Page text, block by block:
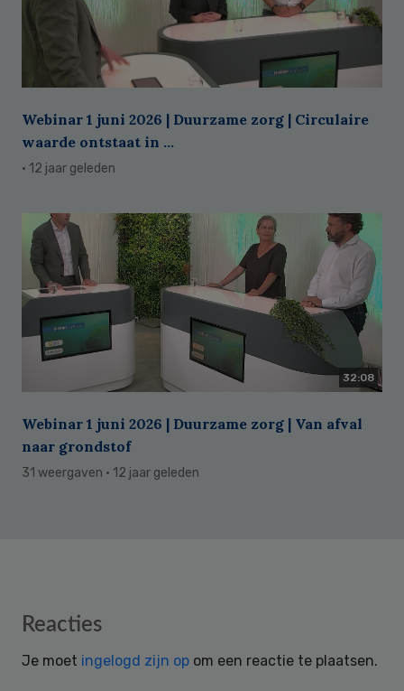
Webinar 1 juni 2026 | Duurzame zorg | Circulaire
waarde ontstaat in ...
· 12 jaar geleden
32:08
Webinar 1 juni 2026 | Duurzame zorg | Van afval
naar grondstof
31 weergaven · 12 jaar geleden
Reader
Reacties
Je moet ingelogd zijn op om een reactie te plaatsen.